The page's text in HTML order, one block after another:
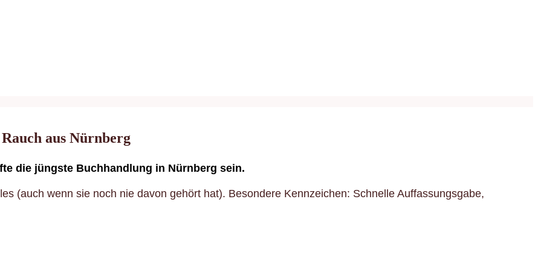
aus Nürnberg
die jüngste Buchhandlung in Nürnberg sein.
(auch wenn sie noch nie davon gehört hat). Besondere Kennzeichen: Schnelle Auffassungsgabe,